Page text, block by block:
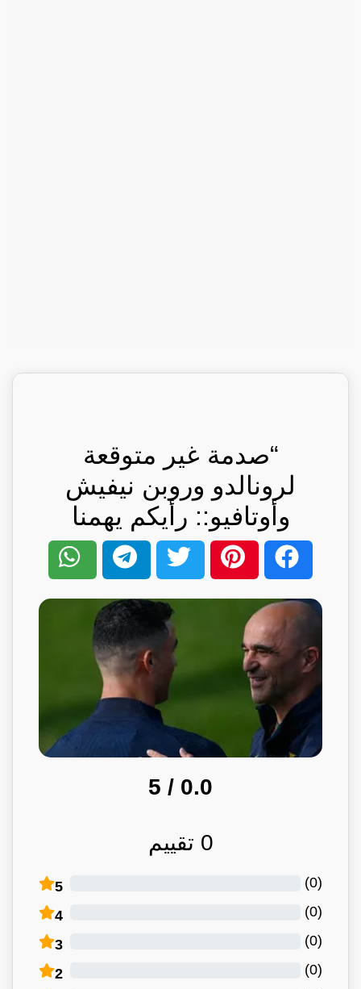
“صدمة غير متوقعة
لرونالدو وروبن نيفيش
وأوتافيو:: رأيكم يهمنا
0.0
/ 5
0 تقييم
5 (
0
)
4 (
0
)
3 (
0
)
2 (
0
)